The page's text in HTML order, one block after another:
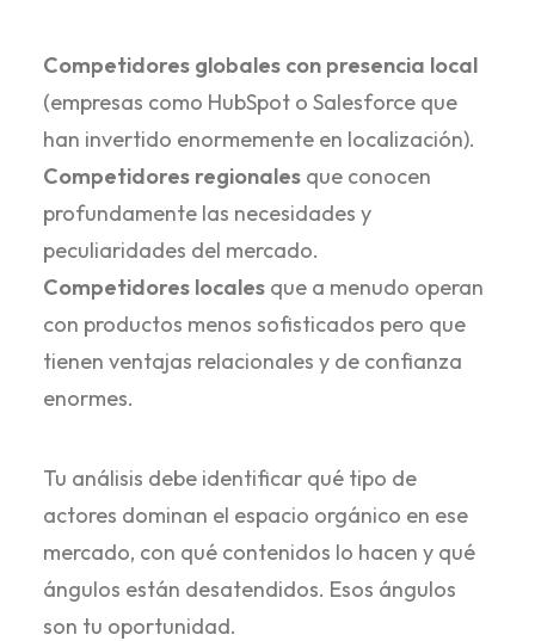
Competidores globales con presencia local
(empresas como HubSpot o Salesforce que
han invertido enormemente en localización).
Competidores regionales que conocen
profundamente las necesidades y
peculiaridades del mercado.
Competidores locales que a menudo operan
con productos menos sofisticados pero que
tienen ventajas relacionales y de confianza
enormes.
Tu análisis debe identificar qué tipo de
actores dominan el espacio orgánico en ese
mercado, con qué contenidos lo hacen y qué
ángulos están desatendidos. Esos ángulos
son tu oportunidad.